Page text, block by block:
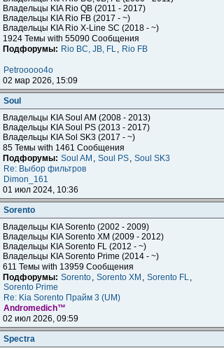
Владельцы KIA Rio QB (2011 - 2017)
Владельцы KIA Rio FB (2017 - ~)
Владельцы KIA Rio X-Line SC (2018 - ~)
1924 Темы with 55090 Сообщения
Подфорумы: Rio BC, JB, FL, Rio FB
Petrooooo4o
02 мар 2026, 15:09
Soul
Владельцы KIA Soul AM (2008 - 2013)
Владельцы KIA Soul PS (2013 - 2017)
Владельцы KIA Sol SK3 (2017 - ~)
85 Темы with 1461 Сообщения
Подфорумы: Soul AM , Soul PS, Soul SK3
Re: Выбор фильтров
Dimon_161
01 июл 2024, 10:36
Sorento
Владельцы KIA Sorento (2002 - 2009)
Владельцы KIA Sorento XM (2009 - 2012)
Владельцы KIA Sorento FL (2012 - ~)
Владельцы KIA Sorento Prime (2014 - ~)
611 Темы with 13959 Сообщения
Подфорумы: Sorento, Sorento XM , Sorento FL,
Sorento Prime
Re: Kia Sorento Прайм 3 (UM)
Andromedich™
02 июл 2026, 09:59
Spectra